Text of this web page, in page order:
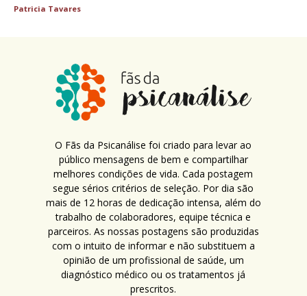
Patricia Tavares
O Fãs da Psicanálise foi criado para levar ao
público mensagens de bem e compartilhar
melhores condições de vida. Cada postagem
segue sérios critérios de seleção. Por dia são
mais de 12 horas de dedicação intensa, além do
trabalho de colaboradores, equipe técnica e
parceiros. As nossas postagens são produzidas
com o intuito de informar e não substituem a
opinião de um profissional de saúde, um
diagnóstico médico ou os tratamentos já
prescritos.